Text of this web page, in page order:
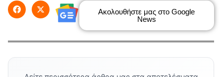
Ακολουθήστε μας στο Google
News